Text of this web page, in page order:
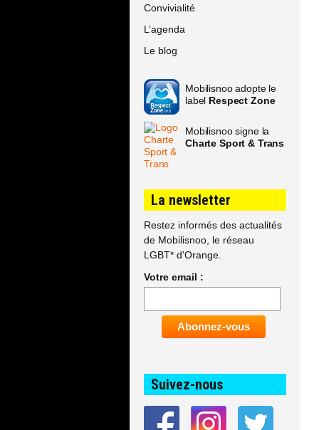
Convivialité
L’agenda
Le blog
Mobilisnoo adopte le
label Respect Zone
Mobilisnoo signe la
Charte Sport & Trans
La newsletter
Restez informés des actualités
de Mobilisnoo, le réseau
LGBT* d'Orange.
Votre email :
Suivez-nous